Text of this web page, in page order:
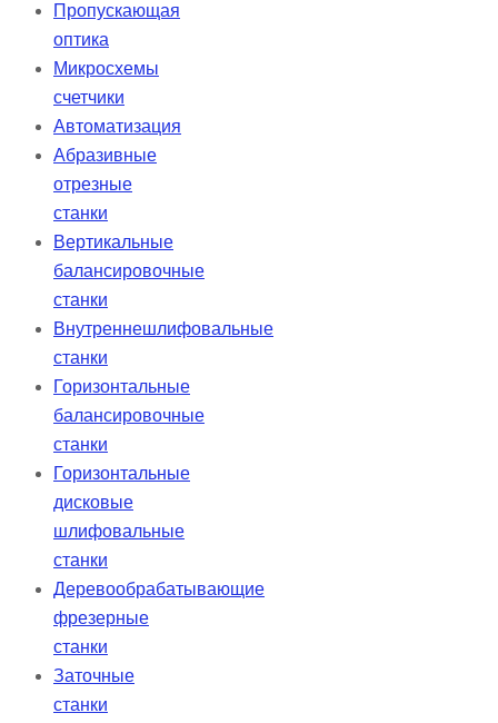
Пропускающая
оптика
Микросхемы
счетчики
Автоматизация
Абразивные
отрезные
станки
Вертикальные
балансировочные
станки
Внутреннешлифовальные
станки
Горизонтальные
балансировочные
станки
Горизонтальные
дисковые
шлифовальные
станки
Деревообрабатывающие
фрезерные
станки
Заточные
станки